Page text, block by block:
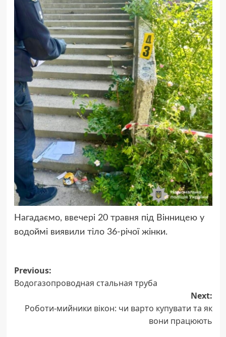
Нагадаємо, ввечері 20 травня під Вінницею у
водоймі виявили тіло 36-річої жінки.
Post
navigation
Previous:
Водогазопроводная стальная труба
Next:
Роботи-мийники вікон: чи варто купувати та як
вони працюють